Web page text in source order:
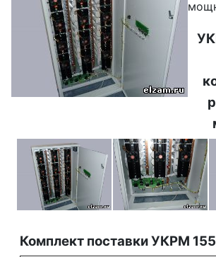
Комплект поставки УКРМ